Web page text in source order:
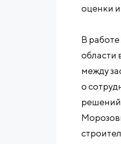
оценки
В
области
между
о
решений